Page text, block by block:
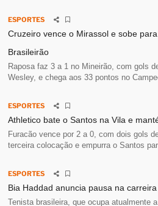
ESPORTES
Cruzeiro vence o Mirassol e sobe
Brasileirão
Raposa faz 3 a 1 no Mineirão, com gols
Wesley, e chega aos 33 pontos no
ESPORTES
Athletico bate o Santos na Vila e
Furacão vence por 2 a 0, com dois gols
terceira colocação e empurra o Santos
ESPORTES
Bia Haddad anuncia pausa na
Tenista brasileira, que ocupa atualmente